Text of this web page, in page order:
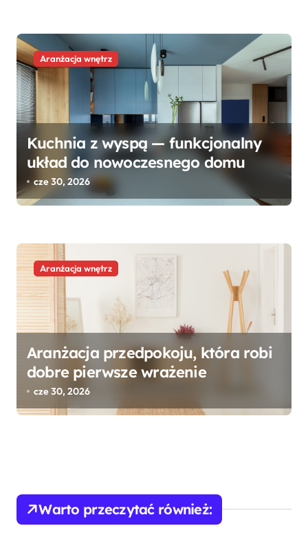
Aranżacja wnętrz
Kuchnia z wyspą — funkcjonalny
układ do nowoczesnego domu
cze 30, 2026
Aranżacja wnętrz
Aranżacja przedpokoju, która robi
dobre pierwsze wrażenie
cze 30, 2026
Warto przeczytać również: